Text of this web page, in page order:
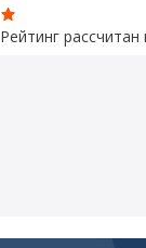
Рейтинг